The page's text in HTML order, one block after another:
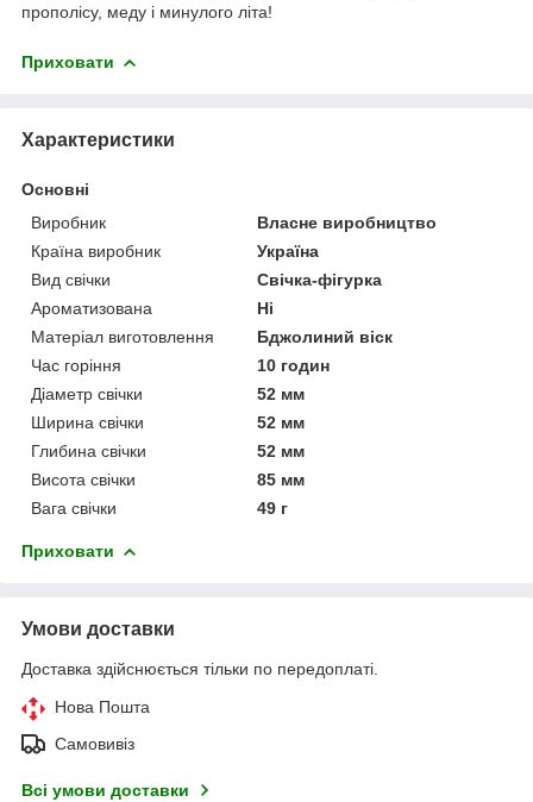
прополісу, меду і минулого літа!
Приховати
Характеристики
Основні
Виробник
Власне виробництво
Країна виробник
Україна
Вид свічки
Свічка-фігурка
Ароматизована
Ні
Матеріал виготовлення
Бджолиний віск
Час горіння
10 годин
Діаметр свічки
52 мм
Ширина свічки
52 мм
Глибина свічки
52 мм
Висота свічки
85 мм
Вага свічки
49 г
Приховати
Умови доставки
Доставка здійснюється тільки по передоплаті.
Нова Пошта
Самовивіз
Всі умови доставки